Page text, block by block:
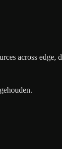
across